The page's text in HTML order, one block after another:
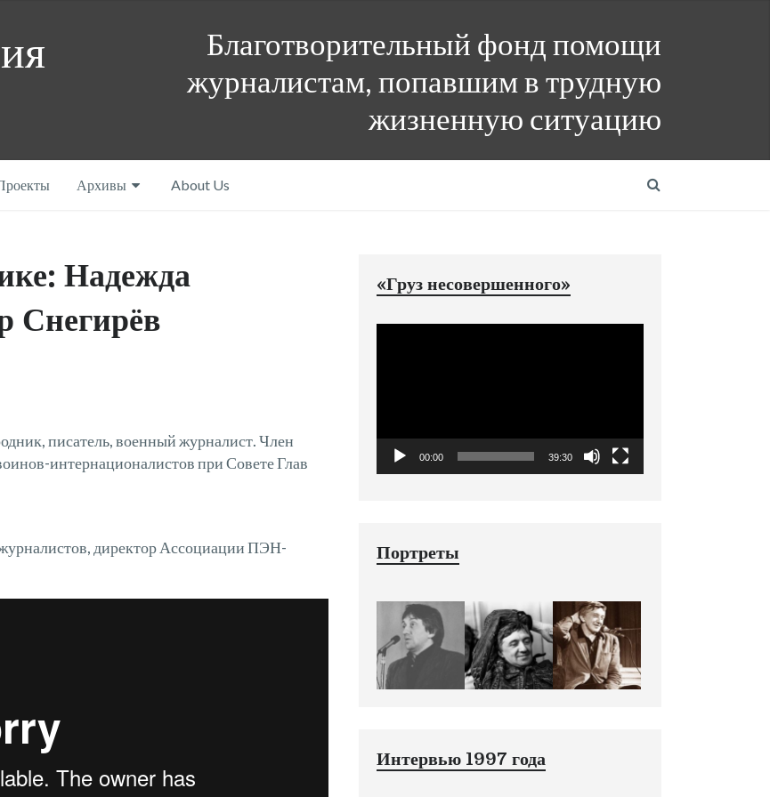
Благотворительный фонд помощи
журналистам, попавшим в трудную
жизненную ситуацию
Архивы About Us
Надежда
Снегирёв
писатель, военный журналист. Член
интернационалистов при Совете Глав
директор Ассоциации ПЭН-
«Груз несовершенного»
00:00 39:30
Портреты
Интервью 1997 года